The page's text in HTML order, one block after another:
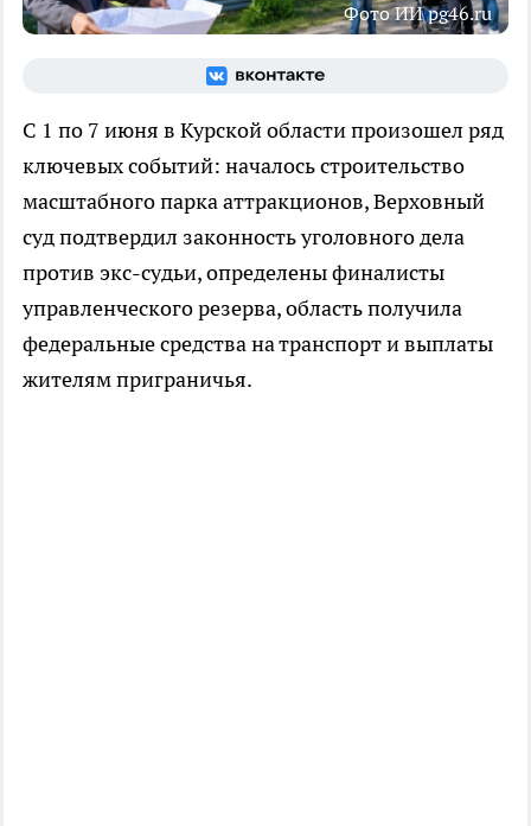
Фото ИИ pg46.ru
С 1 по 7 июня в Курской области произошел ряд
ключевых событий: началось строительство
масштабного парка аттракционов, Верховный
суд подтвердил законность уголовного дела
против экс-судьи, определены финалисты
управленческого резерва, область получила
федеральные средства на транспорт и выплаты
жителям приграничья.